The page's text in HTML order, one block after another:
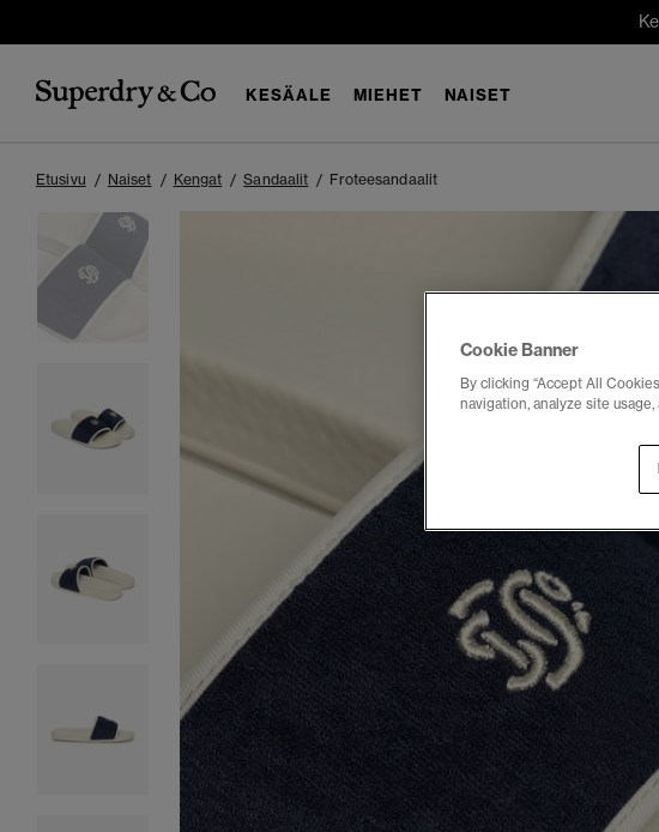
KESÄALE MIEHET NAISET
Etusivu Naiset Kengat Sandaalit Froteesandaalit
Cookie Banner
By clicking “Accept All
navigation, analyze site